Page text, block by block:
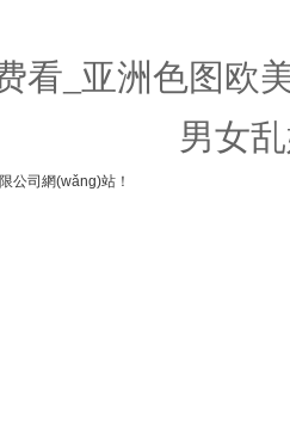
看_亚洲色图欧
男女
公司網(wǎng)站！